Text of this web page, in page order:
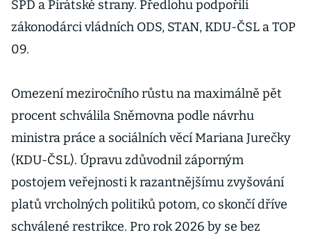
SPD a Pirátské strany. Předlohu podpořili
zákonodárci vládních ODS, STAN, KDU-ČSL a TOP
09.
Omezení meziročního růstu na maximálně pět
procent schválila Sněmovna podle návrhu
ministra práce a sociálních věcí Mariana Jurečky
(KDU-ČSL). Úpravu zdůvodnil záporným
postojem veřejnosti k razantnějšímu zvyšování
platů vrcholných politiků potom, co skončí dříve
schválené restrikce. Pro rok 2026 by se bez